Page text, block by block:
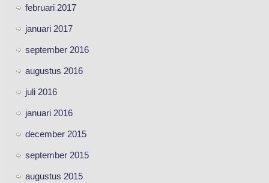
februari 2017
januari 2017
september 2016
augustus 2016
juli 2016
januari 2016
december 2015
september 2015
augustus 2015